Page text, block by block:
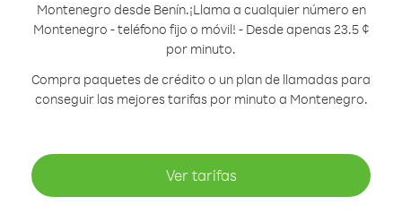
Montenegro desde Benín.¡Llama a cualquier número en
Montenegro - teléfono fijo o móvil! - Desde apenas 23.5 ¢
por minuto.
Compra paquetes de crédito o un plan de llamadas para
conseguir las mejores tarifas por minuto a Montenegro.
Ver tarifas